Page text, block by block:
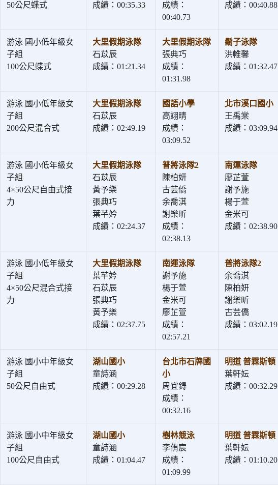
50公尺蝶式
成績：00:35.33
成績：
00:40.73
成績：00:40.88
游泳 國小低年級女
子組
100公尺蝶式
大里假期泳隊
石苡辰
成績：01:21.34
大里假期泳隊
張典巧
成績：
01:31.98
鬍子泳隊
洪帷馨
成績：01:32.47
游泳 國小低年級女
子組
200公尺混合式
大里假期泳隊
石苡辰
成績：02:49.19
國語小學
高翊晴
成績：
03:09.52
北市溪口國小
王禹棠
成績：03:09.94
游泳 國小低年級女
子組
4×50公尺自由式接
力
大里假期泳隊
石苡辰
黃予樂
張典巧
葉芊妗
成績：02:24.37
普將泳隊2
陳柏妍
古芸僑
余喬淇
謝樂昕
成績：
02:38.13
南運泳隊
廖芷萱
謝予施
楊于萱
金米可
成績：02:38.90
游泳 國小低年級女
子組
4×50公尺混合式接
力
大里假期泳隊
葉芊妗
石苡辰
張典巧
黃予樂
成績：02:37.75
南運泳隊
謝予施
楊于萱
金米可
廖芷萱
成績：
02:57.21
普將泳隊2
余喬淇
陳柏妍
謝樂昕
古芸僑
成績：03:02.19
游泳 國小中年級女
子組
50公尺自由式
湖山國小
童詩涵
成績：00:29.28
台北市石牌國
小
周宜鍀
成績：
00:32.16
明道 普霖斯頓
葉軒妘
成績：00:32.29
游泳 國小中年級女
子組
100公尺自由式
湖山國小
童詩涵
成績：01:04.47
樹林競泳
李侑宸
成績：
01:09.99
明道 普霖斯頓
葉軒妘
成績：01:10.20